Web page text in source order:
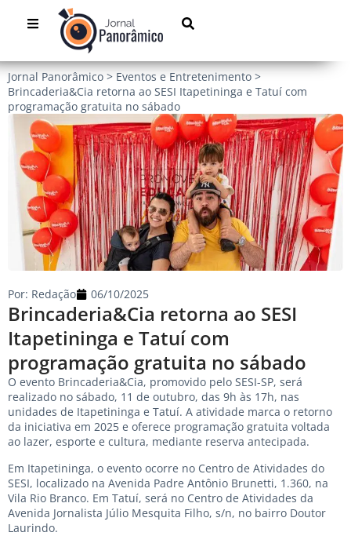
Jornal Panorâmico > Eventos e Entretenimento >
Brincaderia&Cia retorna ao SESI Itapetininga e Tatuí com
programação gratuita no sábado
Brincaderia&Cia retorna ao SESI
Itapetininga e Tatuí com
programação gratuita no sábado
Por: Redação 06/10/2025
O evento Brincaderia&Cia, promovido pelo SESI-SP, será
realizado no sábado, 11 de outubro, das 9h às 17h, nas
unidades de Itapetininga e Tatuí. A atividade marca o retorno
da iniciativa em 2025 e oferece programação gratuita voltada
ao lazer, esporte e cultura, mediante reserva antecipada.
Em Itapetininga, o evento ocorre no Centro de Atividades do
SESI, localizado na Avenida Padre Antônio Brunetti, 1.360, na
Vila Rio Branco. Em Tatuí, será no Centro de Atividades da
Avenida Jornalista Júlio Mesquita Filho, s/n, no bairro Doutor
Laurindo.